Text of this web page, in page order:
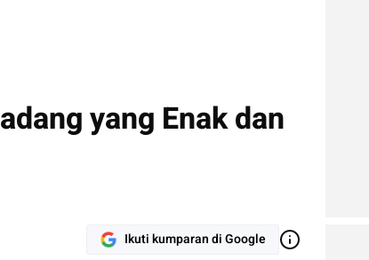
yang Enak dan
Ikuti kumparan di Google